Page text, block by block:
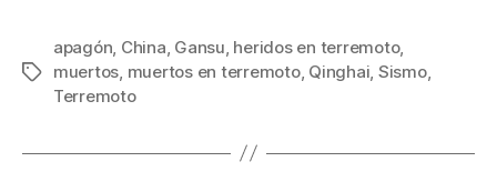
c
e
o
tt
er
ail er
e
m
p
tir
Etiquetas
apagón, China, Gansu, heridos en terremoto,
muertos, muertos en terremoto, Qinghai, Sismo,
Terremoto